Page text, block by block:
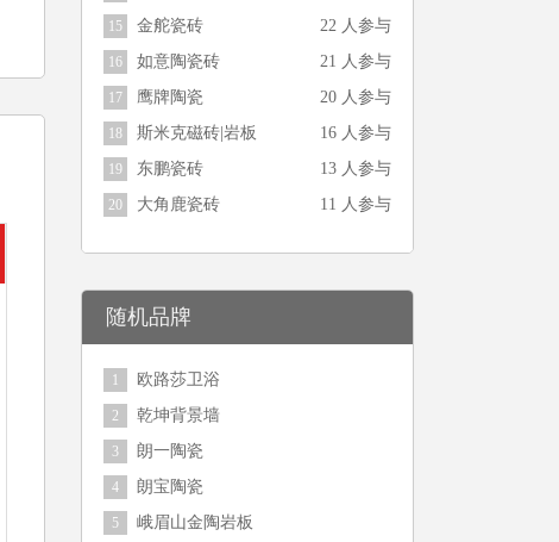
15 金舵瓷砖 22 人参与
16 如意陶瓷砖 21 人参与
17 鹰牌陶瓷 20 人参与
18 斯米克磁砖|岩板 16 人参与
19 东鹏瓷砖 13 人参与
20 大角鹿瓷砖 11 人参与
随机品牌
1 欧路莎卫浴
2 乾坤背景墙
3 朗一陶瓷
4 朗宝陶瓷
5 峨眉山金陶岩板